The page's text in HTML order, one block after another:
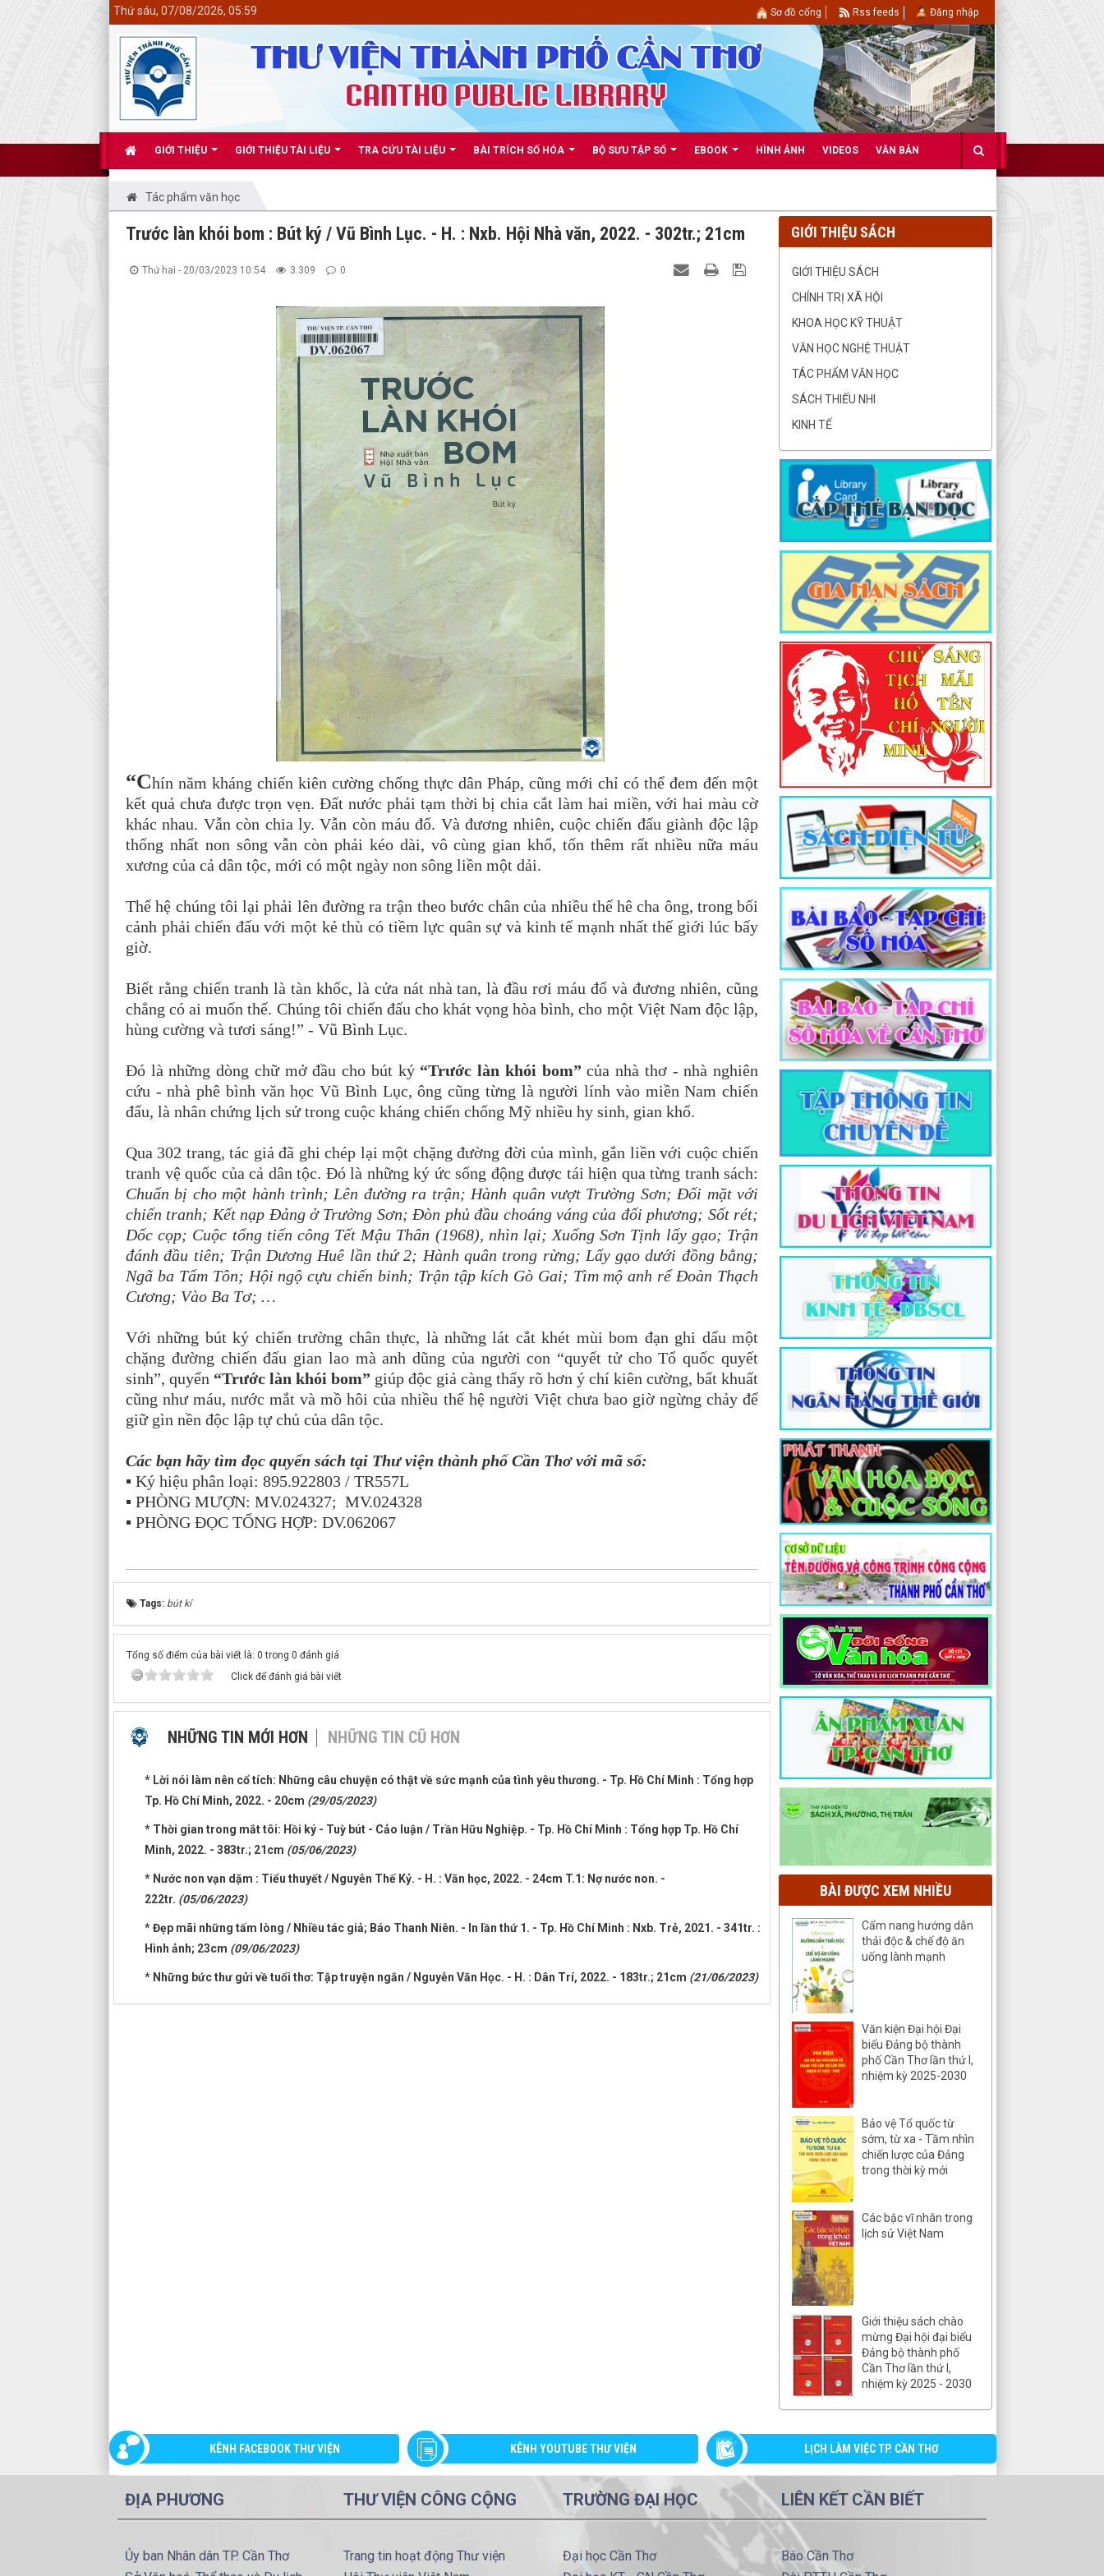
GIỚI THIỆU GIỚI THIỆU TÀI LIỆU TRA CỨU TÀI LIỆU BÀI TRÍCH SỐ HÓA BỘ SƯU TẬP SỐ EBOOK HÌNH ẢNH VIDEOS VĂN BẢN
Thứ sáu, 07/08/2026, 05:59 Sơ đồ cổng Rss feeds Đăng nhập
Tác phẩm văn học
Trước làn khói bom : Bút ký / Vũ Bình Lục. - H. : Nxb. Hội Nhà văn, 2022. - 302tr.; 21cm
Thứ hai - 20/03/2023 10:54 3.309 0
“Chín năm kháng chiến kiên cường chống thực dân Pháp, cũng mới chỉ có thể đem đến một
kết quả chưa được trọn vẹn. Đất nước phải tạm thời bị chia cắt làm hai miền, với hai màu cờ
khác nhau. Vẫn còn chia ly. Vẫn còn máu đổ. Và đương nhiên, cuộc chiến đấu giành độc lập
thống nhất non sông vẫn còn phải kéo dài, vô cùng gian khổ, tốn thêm rất nhiều nữa máu
xương của cả dân tộc, mới có một ngày non sông liền một dải.
Thế hệ chúng tôi lại phải lên đường ra trận theo bước chân của nhiều thế hê cha ông, trong bối
cảnh phải chiến đấu với một kẻ thù có tiềm lực quân sự và kinh tế mạnh nhất thế giới lúc bấy
giờ.
Biết rằng chiến tranh là tàn khốc, là cửa nát nhà tan, là đầu rơi máu đổ và đương nhiên, cũng
chẳng có ai muốn thế. Chúng tôi chiến đấu cho khát vọng hòa bình, cho một Việt Nam độc lập,
hùng cường và tươi sáng!” - Vũ Bình Lục.
Đó là những dòng chữ mở đầu cho bút ký “Trước làn khói bom” của nhà thơ - nhà nghiên
cứu - nhà phê bình văn học Vũ Bình Lục, ông cũng từng là người lính vào miền Nam chiến
đấu, là nhân chứng lịch sử trong cuộc kháng chiến chống Mỹ nhiều hy sinh, gian khổ.
Qua 302 trang, tác giả đã ghi chép lại một chặng đường đời của mình, gắn liền với cuộc chiến
tranh vệ quốc của cả dân tộc. Đó là những ký ức sống động được tái hiện qua từng tranh sách:
Chuẩn bị cho một hành trình; Lên đường ra trận; Hành quân vượt Trường Sơn; Đối mặt với
chiến tranh; Kết nạp Đảng ở Trường Sơn; Đòn phủ đầu choáng váng của đối phương; Sốt rét;
Dốc cọp; Cuộc tổng tiến công Tết Mậu Thân (1968), nhìn lại; Xuống Sơn Tịnh lấy gạo; Trận
đánh đầu tiên; Trận Dương Huê lần thứ 2; Hành quân trong rừng; Lấy gạo dưới đồng bằng;
Ngã ba Tấm Tôn; Hội ngộ cựu chiến binh; Trận tập kích Gò Gai; Tìm mộ anh rể Đoàn Thạch
Cương; Vào Ba Tơ; …
Với những bút ký chiến trường chân thực, là những lát cắt khét mùi bom đạn ghi dấu một
chặng đường chiến đấu gian lao mà anh dũng của người con “quyết tử cho Tổ quốc quyết
sinh”, quyển “Trước làn khói bom” giúp độc giả càng thấy rõ hơn ý chí kiên cường, bất khuất
cũng như máu, nước mắt và mồ hôi của nhiều thế hệ người Việt chưa bao giờ ngừng chảy để
giữ gìn nền độc lập tự chủ của dân tộc.
Các bạn hãy tìm đọc quyển sách tại Thư viện thành phố Cần Thơ với mã số:
▪ Ký hiệu phân loại: 895.922803 / TR557L
▪ PHÒNG MƯỢN: MV.024327; MV.024328
▪ PHÒNG ĐỌC TỔNG HỢP: DV.062067
Tags: bút kí
Tổng số điểm của bài viết là: 0 trong 0 đánh giá
Click để đánh giá bài viết
NHỮNG TIN MỚI HƠN NHỮNG TIN CŨ HƠN
* Lời nói làm nên cổ tích: Những câu chuyện có thật về sức mạnh của tình yêu thương. - Tp. Hồ Chí Minh : Tổng hợp
Tp. Hồ Chí Minh, 2022. - 20cm (29/05/2023)
* Thời gian trong mắt tôi: Hồi ký - Tuỳ bút - Cảo luận / Trần Hữu Nghiệp. - Tp. Hồ Chí Minh : Tổng hợp Tp. Hồ Chí
Minh, 2022. - 383tr.; 21cm (05/06/2023)
* Nước non vạn dặm : Tiểu thuyết / Nguyễn Thế Kỷ. - H. : Văn học, 2022. - 24cm T.1: Nợ nước non. -
222tr. (05/06/2023)
* Đẹp mãi những tấm lòng / Nhiều tác giả; Báo Thanh Niên. - In lần thứ 1. - Tp. Hồ Chí Minh : Nxb. Trẻ, 2021. - 341tr. :
Hình ảnh; 23cm (09/06/2023)
* Những bức thư gửi về tuổi thơ: Tập truyện ngắn / Nguyễn Văn Học. - H. : Dân Trí, 2022. - 183tr.; 21cm (21/06/2023)
GIỚI THIỆU SÁCH
GIỚI THIỆU SÁCH
CHÍNH TRỊ XÃ HỘI
KHOA HỌC KỸ THUẬT
VĂN HỌC NGHỆ THUẬT
TÁC PHẨM VĂN HỌC
SÁCH THIẾU NHI
KINH TẾ
BÀI ĐƯỢC XEM NHIỀU
Cẩm nang hướng dẫn
thải độc & chế độ ăn
uống lành mạnh
Văn kiện Đại hội Đại
biểu Đảng bộ thành
phố Cần Thơ lần thứ I,
nhiệm kỳ 2025-2030
Bảo vệ Tổ quốc từ
sớm, từ xa - Tầm nhìn
chiến lược của Đảng
trong thời kỳ mới
Các bậc vĩ nhân trong
lịch sử Việt Nam
Giới thiệu sách chào
mừng Đại hội đại biểu
Đảng bộ thành phố
Cần Thơ lần thứ I,
nhiệm kỳ 2025 - 2030
KÊNH FACEBOOK THƯ VIỆN KÊNH YOUTUBE THƯ VIỆN LỊCH LÀM VIỆC TP. CẦN THƠ
ĐỊA PHƯƠNG
Ủy ban Nhân dân TP. Cần Thơ
THƯ VIỆN CÔNG CỘNG
Trang tin hoạt động Thư viện
TRƯỜNG ĐẠI HỌC
Đại học Cần Thơ
LIÊN KẾT CẦN BIẾT
Báo Cần Thơ